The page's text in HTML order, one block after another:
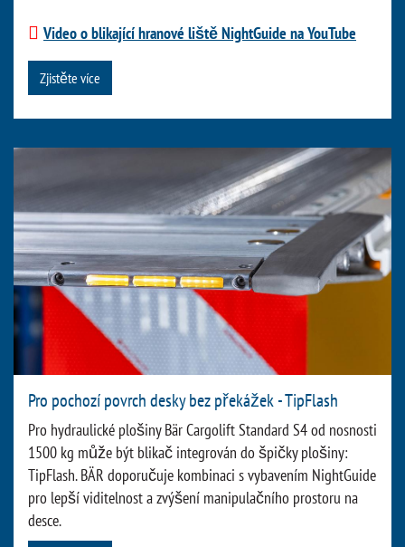
Video o blikající hranové liště NightGuide na YouTube
Zjistěte více
Pro pochozí povrch desky bez překážek - TipFlash
Pro hydraulické plošiny Bär Cargolift Standard S4 od nosnosti
1500 kg může být blikač integrován do špičky plošiny:
TipFlash. BÄR doporučuje kombinaci s vybavením NightGuide
pro lepší viditelnost a zvýšení manipulačního prostoru na
desce.